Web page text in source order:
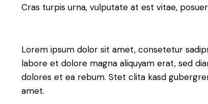
Cras turpis urna, vulputate at est vitae,
Lorem ipsum dolor sit amet, consetetur
labore et dolore magna aliquyam erat, sed
dolores et ea rebum. Stet clita kasd
amet.